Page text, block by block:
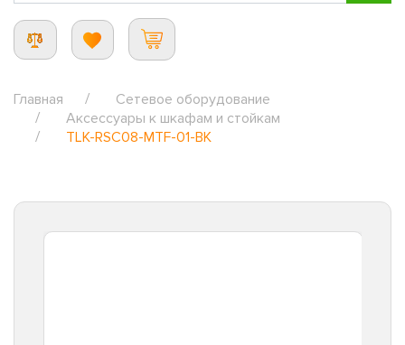
Главная
Сетевое оборудование
Аксессуары к шкафам и стойкам
TLK-RSC08-MTF-01-BK